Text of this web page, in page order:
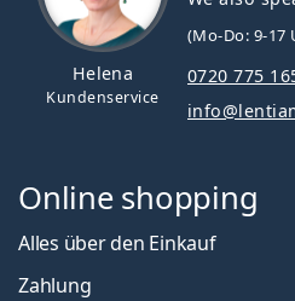
Helena
Kundenservice
(Mo-Do: 9-17
0720 775
Online shopping
Alles über den Einkauf
Zahlung